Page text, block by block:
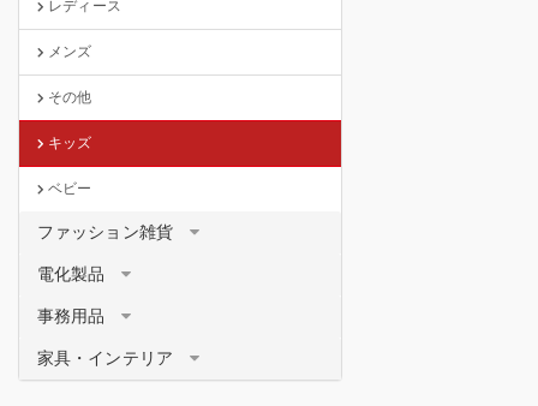
レディース
メンズ
その他
キッズ
ベビー
ファッション雑貨
電化製品
事務用品
家具・インテリア